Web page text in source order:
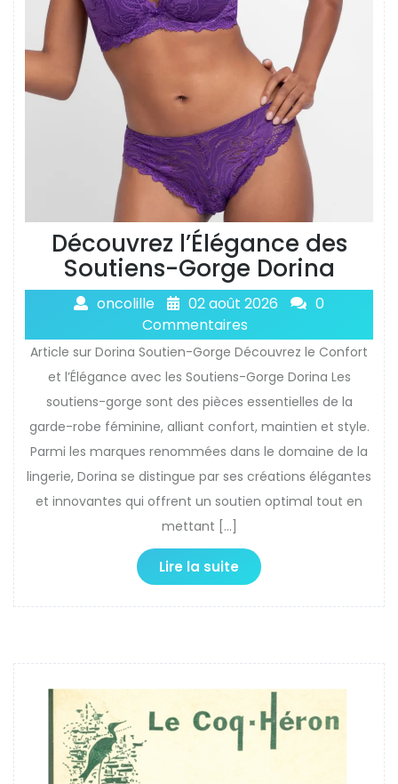
Découvrez l’Élégance des
Soutiens-Gorge Dorina
oncolille 02 août 2026
0
Commentaires
Article sur Dorina Soutien-Gorge Découvrez le Confort
et l’Élégance avec les Soutiens-Gorge Dorina Les
soutiens-gorge sont des pièces essentielles de la
garde-robe féminine, alliant confort, maintien et style.
Parmi les marques renommées dans le domaine de la
lingerie, Dorina se distingue par ses créations élégantes
et innovantes qui offrent un soutien optimal tout en
mettant […]
Lire la suite